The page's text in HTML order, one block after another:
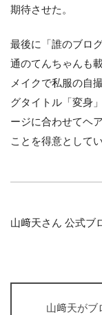
期待させた。
最後に「誰のブロ
通のてんちゃんも
メイクで私服の自
グタイトル「変身
ージに合わせてヘ
ことを得意としてい
山﨑天さん 公式ブ
山﨑天がブ